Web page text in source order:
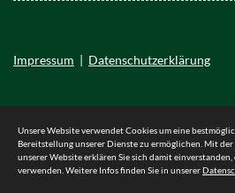
Impressum | Datenschutzerklärung
© 2026 - TSV Uetersen von 1898 e.V.
Unsere Website verwendet Cookies um eine
Bereitstellung unserer Dienste zu ermöglichen. Mit
unserer Website erklären Sie sich damit einverstanden,
verwenden. Weitere Infos finden Sie in unserer